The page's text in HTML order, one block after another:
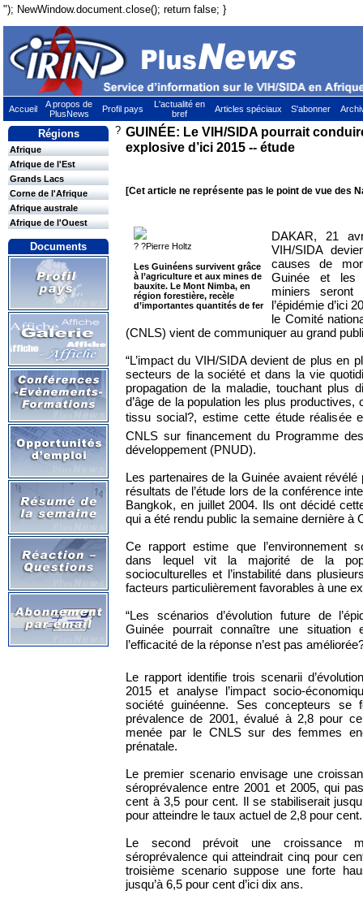
"); NewWindow.document.close(); return false; }
Accueil
A propos de
PlusNews
Profil pays
L'actualité en
bref
Articles spéciaux S'abonner
Régions
Afrique
Afrique de l'Est
Grands Lacs
Corne de l'Afrique
Afrique australe
Afrique de l'Ouest
Documents
? GUINÉE: Le VIH/SIDA pourrait
explosive d’ici 2015 -- étude
[Cet article ne représente pas le point de vue des
? ?Pierre Holtz
Les Guinéens survivent grâce
à l’agriculture et aux mines de
bauxite. Le Mont Nimba, en
région forestière, recèle
d’importantes quantités de fer
DAKAR, 21
VIH/SIDA
causes de
Guinée et les
miniers
l’épidémie d’ici
le Comité
(CNLS) vient de communiquer au grand
“L’impact du VIH/SIDA devient de plus en
secteurs de la société et dans la vie
propagation de la maladie, touchant plus
d’âge de la population les plus productives,
tissu social?, estime cette étude réalisée
CNLS sur financement du Programme
développement (PNUD).
Les partenaires de la Guinée avaient
résultats de l’étude lors de la conférence
Bangkok, en juillet 2004. Ils ont décidé
qui a été rendu public la semaine dernière à
Ce rapport estime que l’environnement
dans lequel vit la majorité de la
socioculturelles et l’instabilité dans
facteurs particulièrement favorables à une
“Les scénarios d’évolution future de
Guinée pourrait connaître une situation
l’efficacité de la réponse n’est pas
Le rapport identifie trois scenarii
2015 et analyse l’impact socio-
société guinéenne. Ses concepteurs
prévalence de 2001, évalué à 2,8 pour
menée par le CNLS sur des femmes
prénatale.
Le premier scenario envisage une
séroprévalence entre 2001 et 2005, qui
cent à 3,5 pour cent. Il se stabiliserait
pour atteindre le taux actuel de 2,8 pour cent.
Le second prévoit une croissance
séroprévalence qui atteindrait cinq pour
troisième scenario suppose une forte
jusqu’à 6,5 pour cent d’ici dix ans.